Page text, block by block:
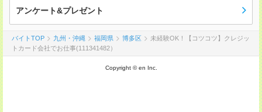
アンケート&プレゼント
バイトTOP 九州・沖縄 福岡県 博多区
未経験OK！【コツコツ】クレジッ
トカード会社でお仕事(111341482）
Copyright © en Inc.